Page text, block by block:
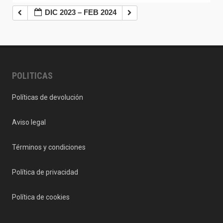
DIC 2023 – FEB 2024
POLITICAS
Políticas de devolución
Aviso legal
Términos y condiciones
Política de privacidad
Política de cookies